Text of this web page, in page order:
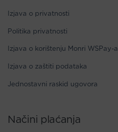
Izjava o privatnosti
Politika privatnosti
Izjava o korištenju Monri WSPay-a
Izjava o zaštiti podataka
Jednostavni raskid ugovora
Načini plaćanja